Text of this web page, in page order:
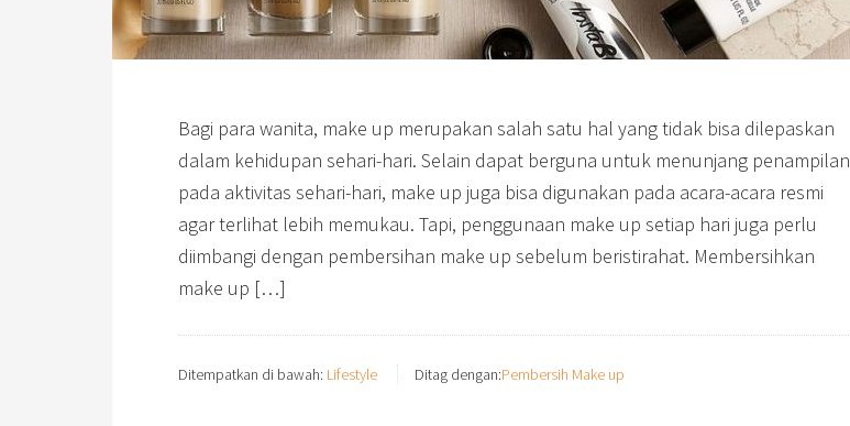
Bagi para wanita, make up merupakan salah satu hal yang tidak bisa dilepaskan
dalam kehidupan sehari-hari. Selain dapat berguna untuk menunjang penampilan
pada aktivitas sehari-hari, make up juga bisa digunakan pada acara-acara resmi
agar terlihat lebih memukau. Tapi, penggunaan make up setiap hari juga perlu
diimbangi dengan pembersihan make up sebelum beristirahat. Membersihkan
make up […]
Ditempatkan di bawah: Lifestyle Ditag dengan:Pembersih Make up